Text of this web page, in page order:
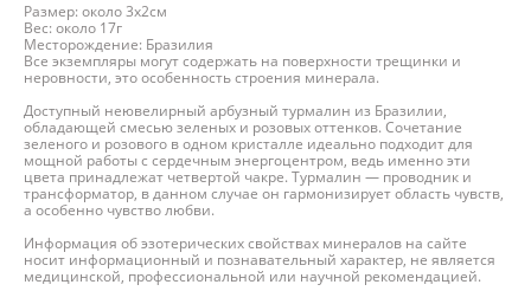
Размер: около 3х2см
Вес: около 17г
Месторождение: Бразилия
Все экземпляры могут содержать на поверхности трещинки и
неровности, это особенность строения минерала.
Доступный неювелирный арбузный турмалин из Бразилии,
обладающей смесью зеленых и розовых оттенков. Сочетание
зеленого и розового в одном кристалле идеально подходит для
мощной работы с сердечным энергоцентром, ведь именно эти
цвета принадлежат четвертой чакре. Турмалин — проводник и
трансформатор, в данном случае он гармонизирует область чувств,
а особенно чувство любви.
Информация об эзотерических свойствах минералов на сайте
носит информационный и познавательный характер, не является
медицинской, профессиональной или научной рекомендацией.